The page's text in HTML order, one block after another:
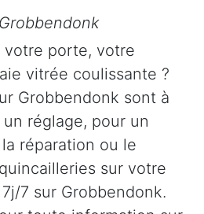
votre porte, votre
vitrée coulissante ?
Grobbendonk sont à
réglage, pour un
réparation ou le
sur votre
7 sur Grobbendonk.